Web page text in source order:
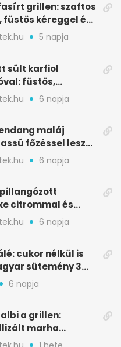
grillen: szaftos
kéreggel és
5 napja
sült karfiol
füstös,
nyári kedvenc
6 napja
maláj
főzéssel lesz
6 napja
citrommal és
6 napja
cukor nélkül is
sütemény 3
6 napja
a grillen:
marha
gyorsan